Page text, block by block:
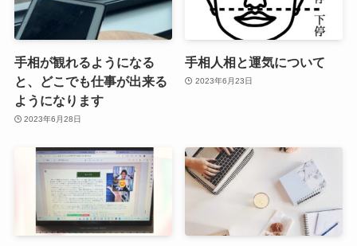
手相が観れるようになる
と、どこでも仕事が出来る
ようになります
2023年6月28日
手相人相と運気について
2023年6月23日